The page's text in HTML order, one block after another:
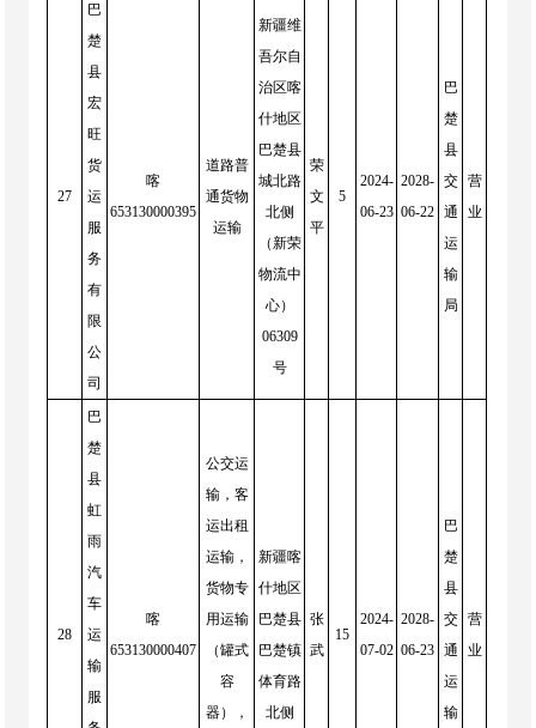
27
巴
楚
县
宏
旺
货
运
服
务
有
限
公
司
喀
653130000395
道路普
通货物
运输
新疆维
吾尔自
治区喀
什地区
巴楚县
城北路
北侧
（新荣
物流中
心）
06309
号
荣
文
平
5
2024-
06-23
2028-
06-22
巴
楚
县
交
通
运
输
局
营
业
28
巴
楚
县
虹
雨
汽
车
运
输
服
喀
653130000407
公交运
输，客
运出租
运输，
货物专
用运输
（罐式
容
器），
新疆喀
什地区
巴楚县
巴楚镇
体育路
北侧
张
武
15
2024-
07-02
2028-
06-23
巴
楚
县
交
通
运
输
营
业